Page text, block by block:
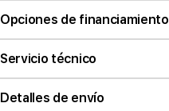
Opciones de financiamiento
Servicio técnico
Detalles de envío